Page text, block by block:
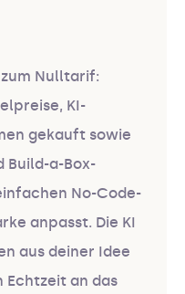
Nulltarif:
KI-
gekauft sowie
Build-a-Box-
No-Code-
anpasst. Die KI
aus deiner Idee
Echtzeit an das